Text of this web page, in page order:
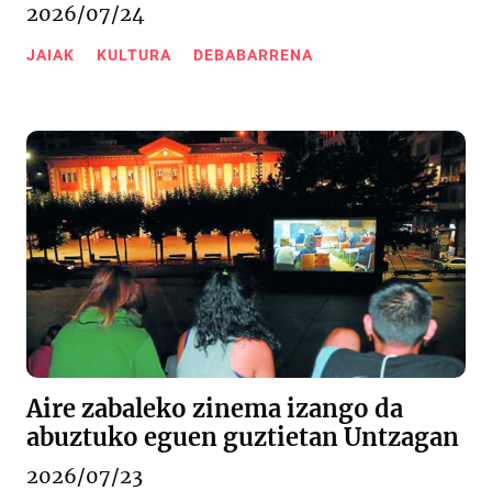
2026/07/24
JAIAK KULTURA DEBABARRENA
Aire zabaleko zinema izango da
abuztuko eguen guztietan Untzagan
2026/07/23